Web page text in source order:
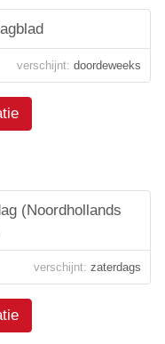
verschijnt: doordeweeks
(Noordhollands
verschijnt: zaterdags